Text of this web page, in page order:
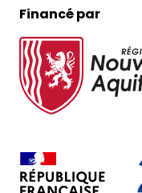
Financé par